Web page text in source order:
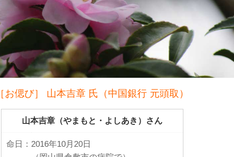
［お偲び］ 山本吉章 氏（中国銀行 元頭取）
山本吉章（やまもと・よしあき）さん
命日： 2016年10月20日